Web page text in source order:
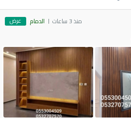
منذ 3 ساعات الدمام عرض